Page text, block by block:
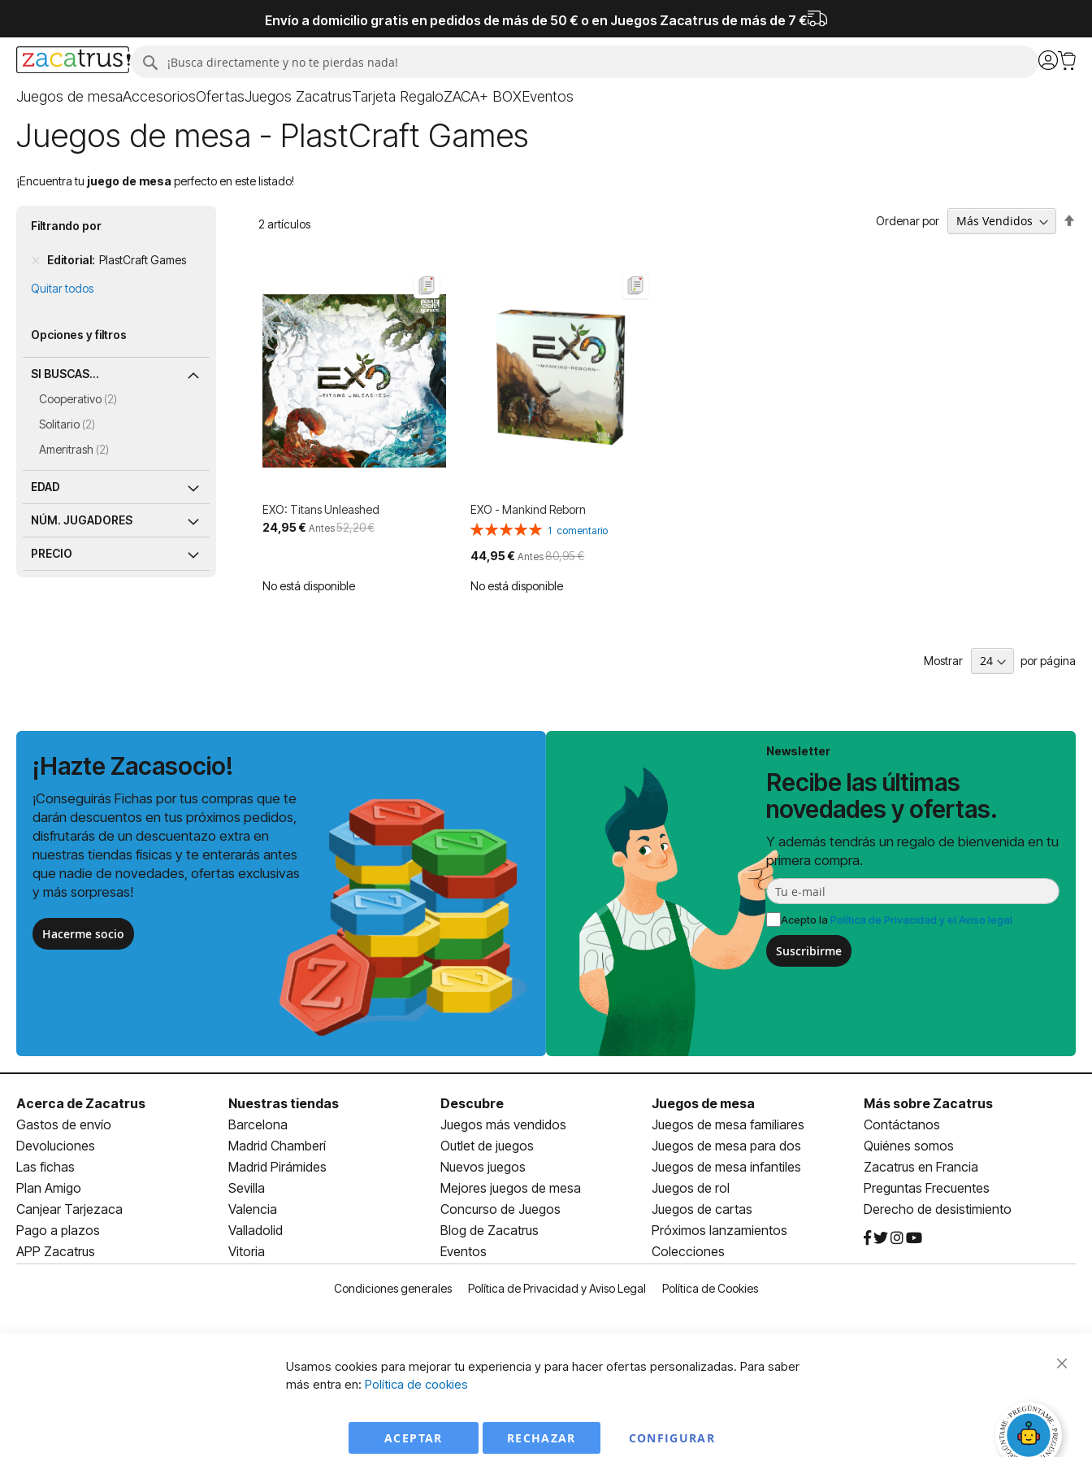
Envío a domicilio gratis en pedidos de más de 50 € o en Juegos Zacatrus de más de 7 €
Buscar
Juegos de mesaAccesoriosOfertasJuegos ZacatrusTarjeta RegaloZACA+ BOXEventos
Juegos de mesa - PlastCraft Games
¡Encuentra tu juego de mesa perfecto en este listado!
2 artículos Ordenar por
EXO: Titans Unleashed
Precio
especial
24,95 € Antes52,20 €
No está disponible
EXO - Mankind Reborn
Valoración:
1 comentario
Precio
especial
44,95 € Antes80,95 €
No está disponible
Mostrar por página
Filtrando por
Editorial PlastCraft Games
Quitar todos
Opciones y filtros
SI BUSCAS...
Cooperativo 2
artículos
Solitario 2
artículos
Ameritrash 2
artículos
EDAD
NÚM. JUGADORES
PRECIO
¡Hazte Zacasocio!
¡Conseguirás Fichas por tus compras que te
darán descuentos en tus próximos pedidos,
disfrutarás de un descuentazo extra en
nuestras tiendas físicas y te enterarás antes
que nadie de novedades, ofertas exclusivas
y más sorpresas!
Hacerme socio
Newsletter
Recibe las últimas
novedades y ofertas.
Y además tendrás un regalo de bienvenida en tu
primera compra.
Acepto la Política de Privacidad y el Aviso legal
Suscribirme
Acerca de Zacatrus
Gastos de envío
Devoluciones
Las fichas
Plan Amigo
Canjear Tarjezaca
Pago a plazos
APP Zacatrus
Nuestras tiendas
Barcelona
Madrid Chamberí
Madrid Pirámides
Sevilla
Valencia
Valladolid
Vitoria
Descubre
Juegos más vendidos
Outlet de juegos
Nuevos juegos
Mejores juegos de mesa
Concurso de Juegos
Blog de Zacatrus
Eventos
Juegos de mesa
Juegos de mesa familiares
Juegos de mesa para dos
Juegos de mesa infantiles
Juegos de rol
Juegos de cartas
Próximos lanzamientos
Colecciones
Más sobre Zacatrus
Contáctanos
Quiénes somos
Zacatrus en Francia
Preguntas Frecuentes
Derecho de desistimiento
Condiciones generales Política de Privacidad y Aviso Legal Política de Cookies
Usamos cookies para mejorar tu experiencia y para hacer ofertas personalizadas. Para saber
más entra en: Política de cookies
ACEPTAR CONFIGURAR
RECHAZAR